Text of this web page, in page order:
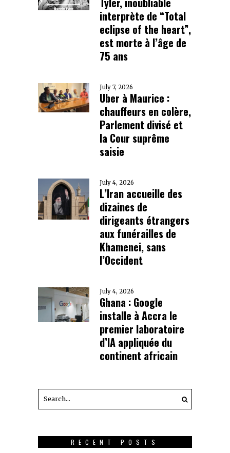
interprète de “Total
eclipse of the heart”,
est morte à l’âge de
75 ans
July 7, 2026
Uber à Maurice :
chauffeurs en colère,
Parlement divisé et
la Cour suprême
saisie
July 4, 2026
L’Iran accueille des
dizaines de
dirigeants étrangers
aux funérailles de
Khamenei, sans
l’Occident
July 4, 2026
Ghana : Google
installe à Accra le
premier laboratoire
d’IA appliquée du
continent africain
RECENT POSTS